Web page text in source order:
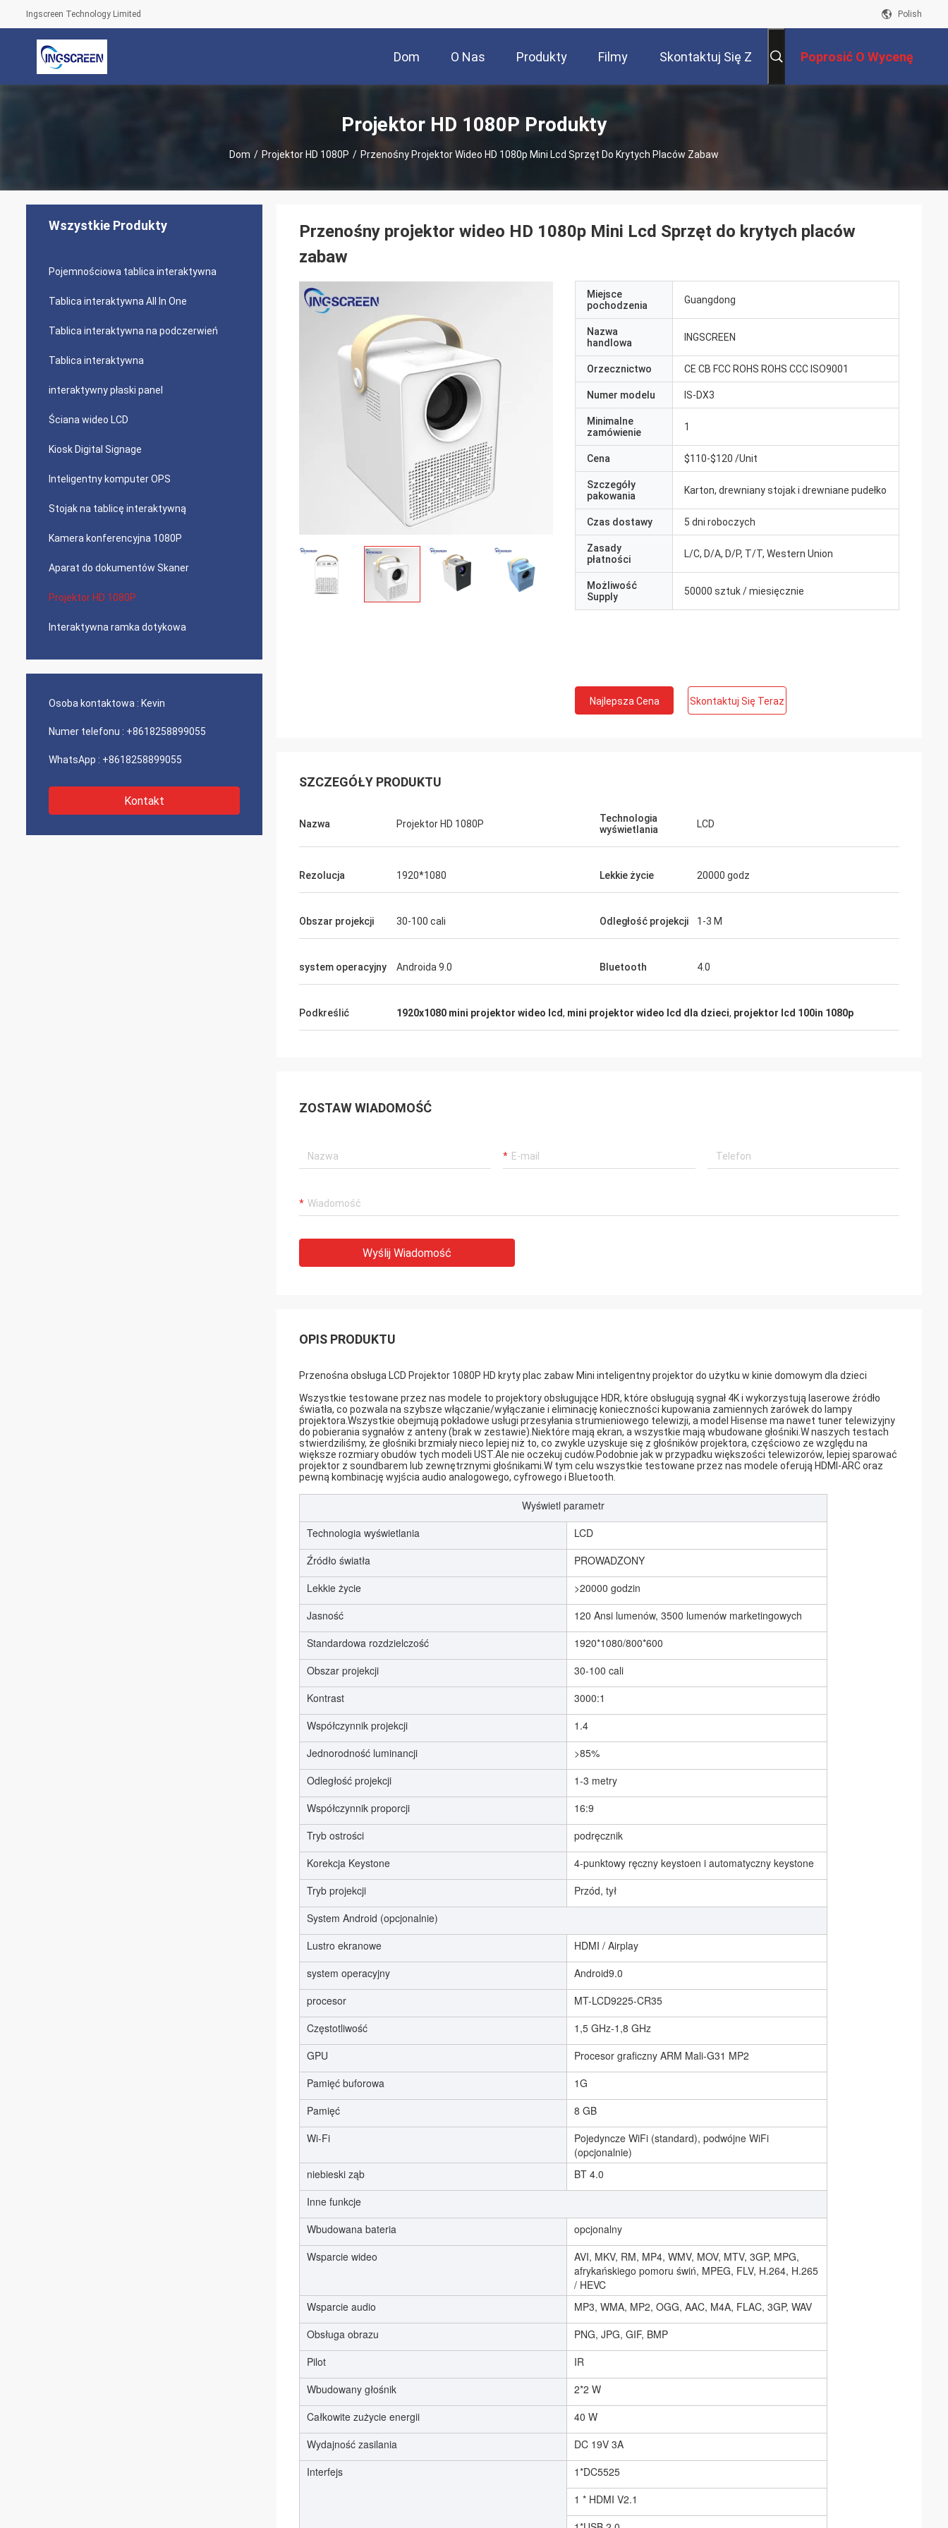
Ingscreen Technology Limited Polish
Dom O Nas Produkty Filmy Skontaktuj Się Z Poprosić O Wycenę
Projektor HD 1080P Produkty
Dom / Projektor HD 1080P / Przenośny Projektor Wideo HD 1080p Mini Lcd Sprzęt Do Krytych Placów Zabaw
Wszystkie Produkty
Pojemnościowa tablica interaktywna
Tablica interaktywna All In One
Tablica interaktywna na podczerwień
Tablica interaktywna
interaktywny płaski panel
Ściana wideo LCD
Kiosk Digital Signage
Inteligentny komputer OPS
Stojak na tablicę interaktywną
Kamera konferencyjna 1080P
Aparat do dokumentów Skaner
Projektor HD 1080P
Interaktywna ramka dotykowa
Osoba kontaktowa : Kevin
Numer telefonu : +8618258899055
WhatsApp : +8618258899055
Kontakt
Przenośny projektor wideo HD 1080p Mini Lcd Sprzęt do krytych placów
zabaw
Miejsce
pochodzenia
Guangdong
Nazwa
handlowa
INGSCREEN
Orzecznictwo CE CB FCC ROHS ROHS CCC ISO9001
Numer modelu IS-DX3
Minimalne
zamówienie
1
Cena $110-$120 /Unit
Szczegóły
pakowania
Karton, drewniany stojak i drewniane pudełko
Czas dostawy 5 dni roboczych
Zasady
płatności
L/C, D/A, D/P, T/T, Western Union
Możliwość
Supply
50000 sztuk / miesięcznie
Najlepsza Cena Skontaktuj Się Teraz
SZCZEGÓŁY PRODUKTU
Nazwa Projektor HD 1080P
Technologia
wyświetlania
LCD
Rezolucja 1920*1080 Lekkie życie 20000 godz
Obszar projekcji 30-100 cali Odległość projekcji 1-3 M
system operacyjny Androida 9.0 Bluetooth 4.0
Podkreślić 1920x1080 mini projektor wideo lcd, mini projektor wideo lcd dla dzieci, projektor lcd 100in 1080p
ZOSTAW WIADOMOŚĆ
Wyślij Wiadomość
OPIS PRODUKTU
Przenośna obsługa LCD Projektor 1080P HD kryty plac zabaw Mini inteligentny projektor do użytku w kinie domowym dla dzieci
Wszystkie testowane przez nas modele to projektory obsługujące HDR, które obsługują sygnał 4K i wykorzystują laserowe źródło
światła, co pozwala na szybsze włączanie/wyłączanie i eliminację konieczności kupowania zamiennych żarówek do lampy
projektora.Wszystkie obejmują pokładowe usługi przesyłania strumieniowego telewizji, a model Hisense ma nawet tuner telewizyjny
do pobierania sygnałów z anteny (brak w zestawie).Niektóre mają ekran, a wszystkie mają wbudowane głośniki.W naszych testach
stwierdziliśmy, że głośniki brzmiały nieco lepiej niż to, co zwykle uzyskuje się z głośników projektora, częściowo ze względu na
większe rozmiary obudów tych modeli UST.Ale nie oczekuj cudów.Podobnie jak w przypadku większości telewizorów, lepiej sparować
projektor z soundbarem lub zewnętrznymi głośnikami.W tym celu wszystkie testowane przez nas modele oferują HDMI-ARC oraz
pewną kombinację wyjścia audio analogowego, cyfrowego i Bluetooth.
Wyświetl parametr
Technologia wyświetlania
LCD
Źródło światła
PROWADZONY
Lekkie życie
>20000 godzin
Jasność
120 Ansi lumenów, 3500 lumenów marketingowych
Standardowa rozdzielczość
1920*1080/800*600
Obszar projekcji
30-100 cali
Kontrast
3000:1
Współczynnik projekcji
1.4
Jednorodność luminancji
>85%
Odległość projekcji
1-3 metry
Współczynnik proporcji
16:9
Tryb ostrości
podręcznik
Korekcja Keystone
4-punktowy ręczny keystoen i automatyczny keystone
Tryb projekcji
Przód, tył
System Android (opcjonalnie)
Lustro ekranowe
HDMI / Airplay
system operacyjny
Android9.0
procesor
MT-LCD9225-CR35
Częstotliwość
1,5 GHz-1,8 GHz
GPU
Procesor graficzny ARM Mali-G31 MP2
Pamięć buforowa
1G
Pamięć
8 GB
Wi-Fi
Pojedyncze WiFi (standard), podwójne WiFi
(opcjonalnie)
niebieski ząb
BT 4.0
Inne funkcje
Wbudowana bateria
opcjonalny
Wsparcie wideo
AVI, MKV, RM, MP4, WMV, MOV, MTV, 3GP, MPG,
afrykańskiego pomoru świń, MPEG, FLV, H.264, H.265
/ HEVC
Wsparcie audio
MP3, WMA, MP2, OGG, AAC, M4A, FLAC, 3GP, WAV
Obsługa obrazu
PNG, JPG, GIF, BMP
Pilot
IR
Wbudowany głośnik
2*2 W
Całkowite zużycie energii
40 W
Wydajność zasilania
DC 19V 3A
Interfejs
1*DC5525
1 * HDMI V2.1